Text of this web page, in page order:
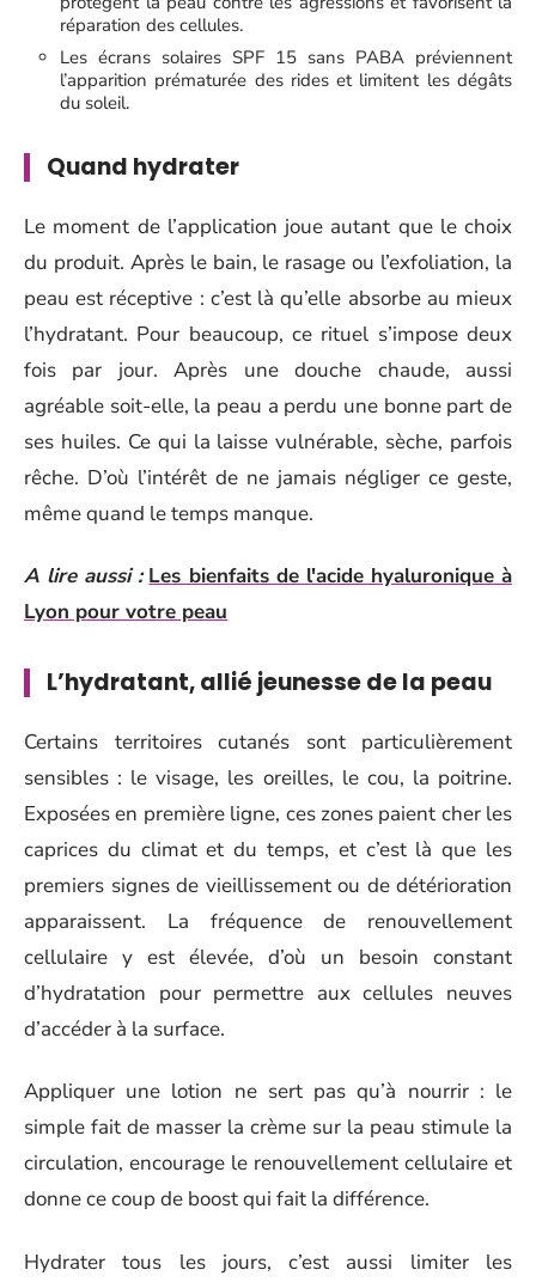
réparation des cellules.
Les écrans solaires SPF 15 sans PABA préviennent
l’apparition prématurée des rides et limitent les dégâts
du soleil.
Quand hydrater
Le moment de l’application joue autant que le choix
du produit. Après le bain, le rasage ou l’exfoliation, la
peau est réceptive : c’est là qu’elle absorbe au mieux
l’hydratant. Pour beaucoup, ce rituel s’impose deux
fois par jour. Après une douche chaude, aussi
agréable soit-elle, la peau a perdu une bonne part de
ses huiles. Ce qui la laisse vulnérable, sèche, parfois
rêche. D’où l’intérêt de ne jamais négliger ce geste,
même quand le temps manque.
A lire aussi : Les bienfaits de l'acide hyaluronique à
Lyon pour votre peau
L’hydratant, allié jeunesse de la peau
Certains territoires cutanés sont particulièrement
sensibles : le visage, les oreilles, le cou, la poitrine.
Exposées en première ligne, ces zones paient cher les
caprices du climat et du temps, et c’est là que les
premiers signes de vieillissement ou de détérioration
apparaissent. La fréquence de renouvellement
cellulaire y est élevée, d’où un besoin constant
d’hydratation pour permettre aux cellules neuves
d’accéder à la surface.
Appliquer une lotion ne sert pas qu’à nourrir : le
simple fait de masser la crème sur la peau stimule la
circulation, encourage le renouvellement cellulaire et
donne ce coup de boost qui fait la différence.
Hydrater tous les jours, c’est aussi limiter les